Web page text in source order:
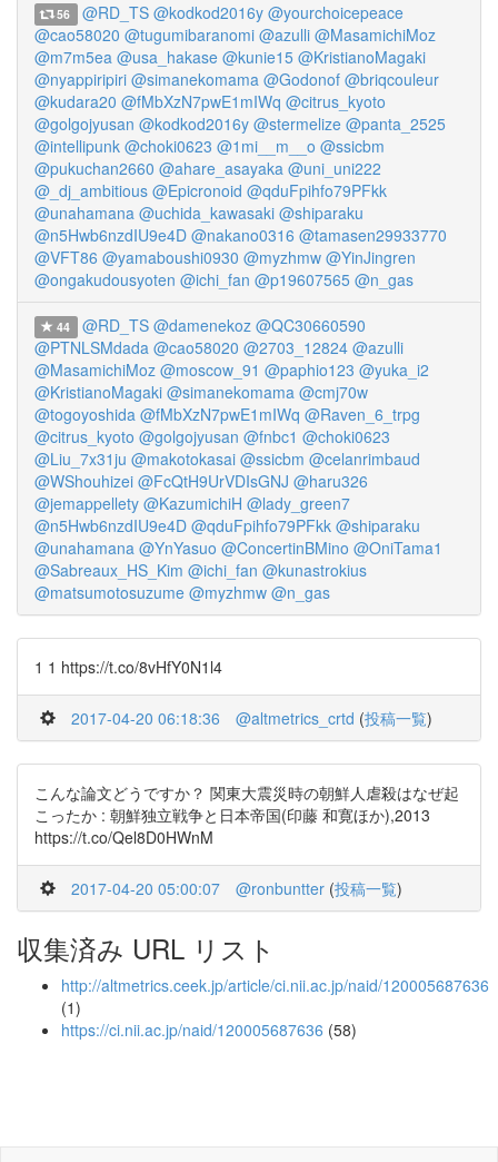
56 @RD_TS @kodkod2016y @yourchoicepeace
@cao58020 @tugumibaranomi @azulli @MasamichiMoz
@m7m5ea @usa_hakase @kunie15 @KristianoMagaki
@nyappiripiri @simanekomama @Godonof @briqcouleur
@kudara20 @fMbXzN7pwE1mIWq @citrus_kyoto
@golgojyusan @kodkod2016y @stermelize @panta_2525
@intellipunk @choki0623 @1mi__m__o @ssicbm
@pukuchan2660 @ahare_asayaka @uni_uni222
@_dj_ambitious @Epicronoid @qduFpihfo79PFkk
@unahamana @uchida_kawasaki @shiparaku
@n5Hwb6nzdIU9e4D @nakano0316 @tamasen29933770
@VFT86 @yamaboushi0930 @myzhmw @YinJingren
@ongakudousyoten @ichi_fan @p19607565 @n_gas
44 @RD_TS @damenekoz @QC30660590
@PTNLSMdada @cao58020 @2703_12824 @azulli
@MasamichiMoz @moscow_91 @paphio123 @yuka_i2
@KristianoMagaki @simanekomama @cmj70w
@togoyoshida @fMbXzN7pwE1mIWq @Raven_6_trpg
@citrus_kyoto @golgojyusan @fnbc1 @choki0623
@Liu_7x31ju @makotokasai @ssicbm @celanrimbaud
@WShouhizei @FcQtH9UrVDIsGNJ @haru326
@jemappellety @KazumichiH @lady_green7
@n5Hwb6nzdIU9e4D @qduFpihfo79PFkk @shiparaku
@unahamana @YnYasuo @ConcertinBMino @OniTama1
@Sabreaux_HS_Kim @ichi_fan @kunastrokius
@matsumotosuzume @myzhmw @n_gas
1 1 https://t.co/8vHfY0N1l4
2017-04-20 06:18:36 @altmetrics_crtd (投稿一覧)
こんな論文どうですか？ 関東大震災時の朝鮮人虐殺はなぜ起
こったか : 朝鮮独立戦争と日本帝国(印藤 和寛ほか),2013
https://t.co/Qel8D0HWnM
2017-04-20 05:00:07 @ronbuntter (投稿一覧)
収集済み URL リスト
http://altmetrics.ceek.jp/article/ci.nii.ac.jp/naid/120005687636
(1)
https://ci.nii.ac.jp/naid/120005687636 (58)